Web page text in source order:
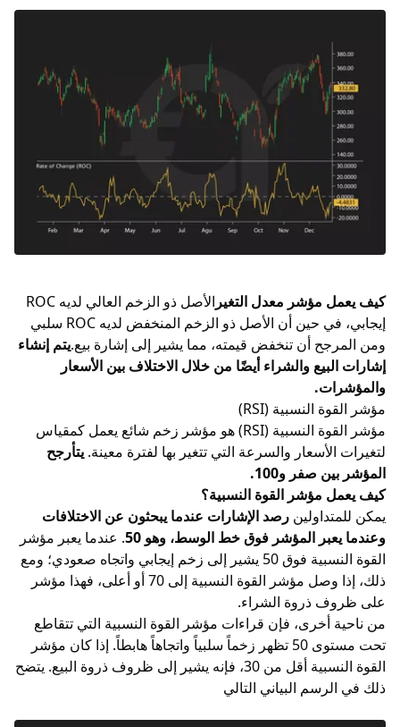
كيف يعمل مؤشر معدل التغير
الأصل ذو الزخم العالي لديه ROC
إيجابي، في حين أن الأصل ذو الزخم المنخفض لديه ROC سلبي
ومن المرجح أن تنخفض قيمته، مما يشير إلى إشارة بيع.يتم إنشاء
إشارات البيع والشراء أيضًا من خلال الاختلاف بين الأسعار
والمؤشرات.
مؤشر القوة النسبية (RSI)
مؤشر القوة النسبية (RSI)
هو مؤشر زخم شائع يعمل كمقياس
لتغيرات الأسعار والسرعة التي تتغير بها لفترة معينة. يتأرجح
المؤشر بين صفر و100.
كيف يعمل مؤشر القوة النسبية؟
يمكن للمتداولين رصد الإشارات عندما يبحثون عن الاختلافات
وعندما يعبر المؤشر فوق خط الوسط، وهو 50
. عندما يعبر مؤشر
القوة النسبية فوق 50 يشير إلى زخم إيجابي واتجاه صعودي؛ ومع
ذلك، إذا وصل مؤشر القوة النسبية إلى 70 أو أعلى، فهذا مؤشر
على ظروف ذروة الشراء.
من ناحية أخرى، فإن قراءات مؤشر القوة النسبية التي تتقاطع
تحت مستوى 50 تظهر زخماً سلبياً واتجاهاً هابطاً. إذا كان مؤشر
القوة النسبية أقل من 30، فإنه يشير إلى ظروف ذروة البيع. يتضح
ذلك في الرسم البياني التالي